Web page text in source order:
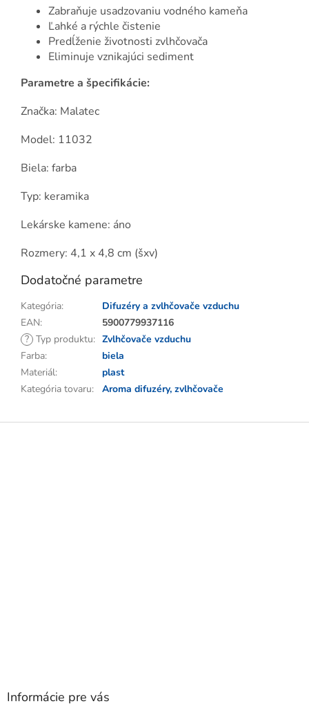
Zabraňuje usadzovaniu vodného kameňa
Ľahké a rýchle čistenie
Predĺženie životnosti zvlhčovača
Eliminuje vznikajúci sediment
Parametre a špecifikácie:
Značka: Malatec
Model: 11032
Biela: farba
Typ: keramika
Lekárske kamene: áno
Rozmery: 4,1 x 4,8 cm (šxv)
Dodatočné parametre
Kategória:
Difuzéry a zvlhčovače vzduchu
EAN:
5900779937116
? Typ produktu: Zvlhčovače vzduchu
Farba:
biela
Materiál:
plast
Kategória tovaru: Aroma difuzéry, zvlhčovače
Z
Informácie pre vás